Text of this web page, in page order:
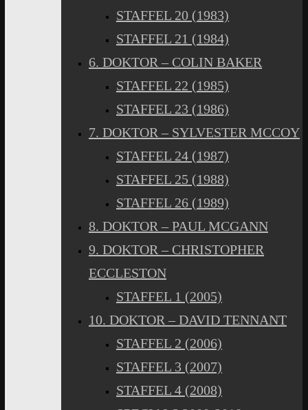
STAFFEL 20 (1983)
STAFFEL 21 (1984)
6. DOKTOR – COLIN BAKER
STAFFEL 22 (1985)
STAFFEL 23 (1986)
7. DOKTOR – SYLVESTER MCCOY
STAFFEL 24 (1987)
STAFFEL 25 (1988)
STAFFEL 26 (1989)
8. DOKTOR – PAUL MCGANN
9. DOKTOR – CHRISTOPHER
ECCLESTON
STAFFEL 1 (2005)
10. DOKTOR – DAVID TENNANT
STAFFEL 2 (2006)
STAFFEL 3 (2007)
STAFFEL 4 (2008)